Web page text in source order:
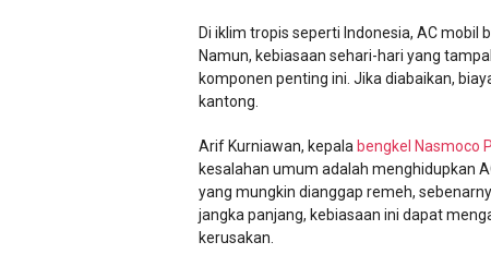
Di iklim tropis seperti Indonesia, AC mobil
Namun, kebiasaan sehari-hari yang
komponen penting ini. Jika diabaikan,
kantong.
Arif Kurniawan, kepala bengkel Nasmoco
kesalahan umum adalah menghidupkan
yang mungkin dianggap remeh,
jangka panjang, kebiasaan ini dapat
kerusakan.